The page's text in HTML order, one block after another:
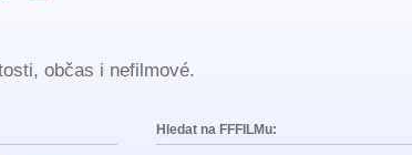
občas i nefilmové.
Hledat na FFFILMu: